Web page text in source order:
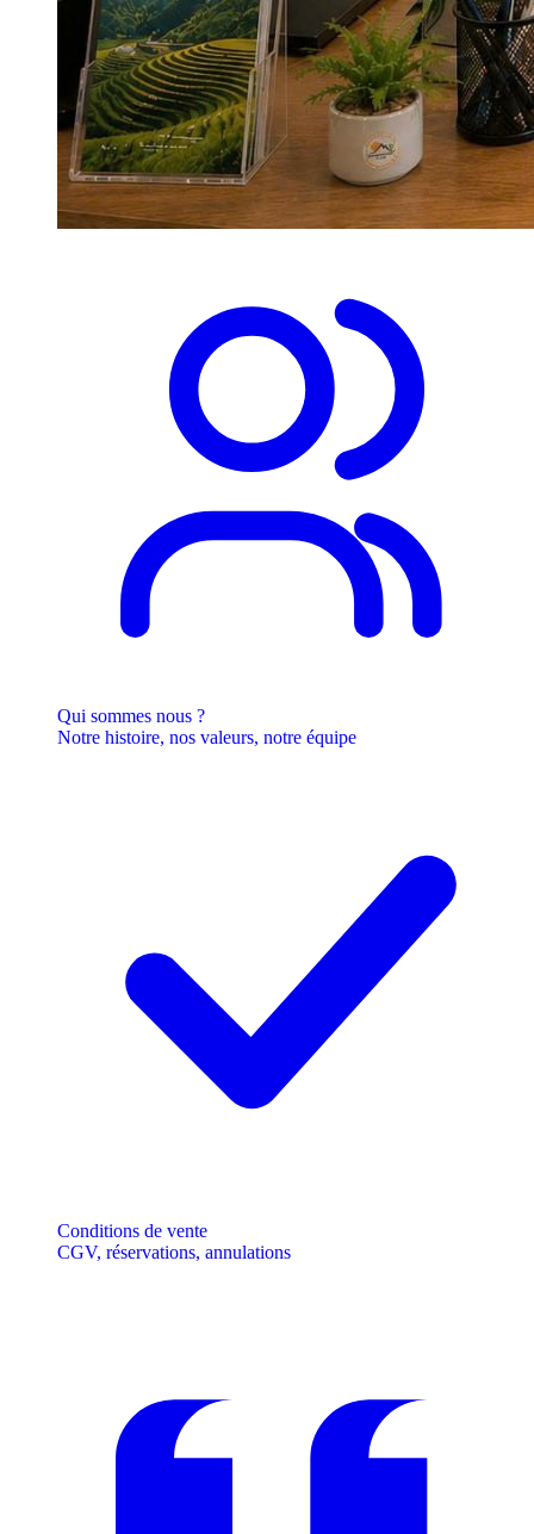
Qui sommes nous ?
Notre histoire, nos valeurs, notre équipe
Conditions de vente
CGV, réservations, annulations